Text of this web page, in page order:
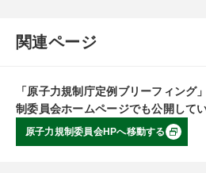
関連ページ
「原子力規制庁定例ブリーフィング
制委員会ホームページでも公開してい
原子力規制委員会HPへ移動する